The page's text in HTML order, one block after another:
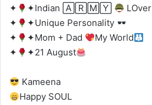
✦
✦Indian 🄰🅁🄼🅈
LOver
✦
✦Unique Personality
✦
✦Mom + Dad
My World
✦
✦21 August
Kameena
Happy SOUL